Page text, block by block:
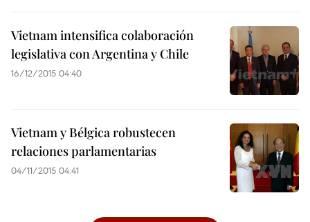
Vietnam intensifica colaboración
legislativa con Argentina y Chile
16/12/2015 04:40
Vietnam y Bélgica robustecen
relaciones parlamentarias
04/11/2015 04:41